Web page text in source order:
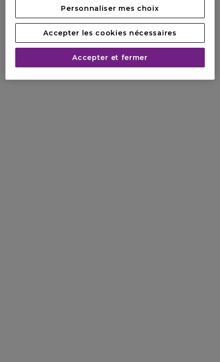
Personnaliser mes choix
Accepter les cookies nécessaires
Accepter et fermer